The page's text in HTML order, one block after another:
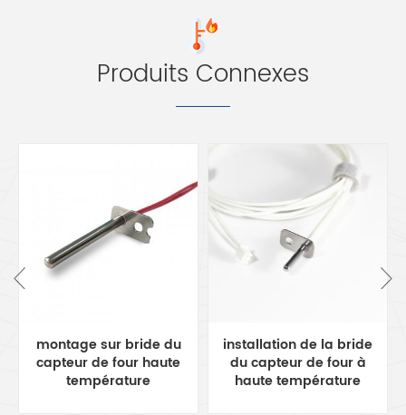
Produits Connexes
installation de la bride
du capteur de four à
haute température
Capteur de four haute
température 500'C avec
connecteur de masse